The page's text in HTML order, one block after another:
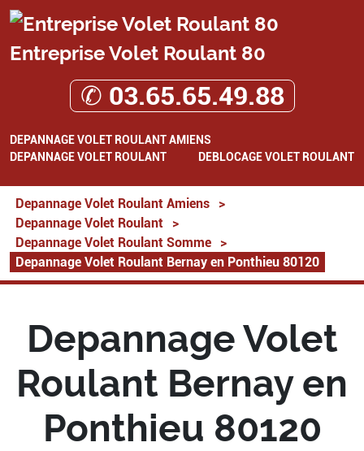
Entreprise Volet Roulant 80
✆ 03.65.65.49.88
DEPANNAGE VOLET ROULANT AMIENS
DEPANNAGE VOLET ROULANT
DEBLOCAGE VOLET ROULANT
Depannage Volet Roulant Amiens
>
Depannage Volet Roulant
>
Depannage Volet Roulant Somme
>
Depannage Volet Roulant Bernay en Ponthieu 80120
Depannage Volet
Roulant Bernay en
Ponthieu 80120